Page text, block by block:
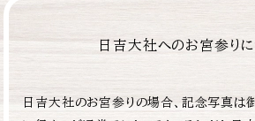
日吉大社へのお宮参り
日吉大社のお宮参りの場合、記念写真は